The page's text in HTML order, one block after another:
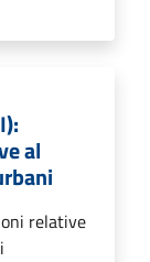
al
relative